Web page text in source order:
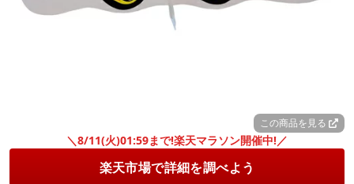
この商品を見る
＼8/11(火)01:59まで!楽天マラソン開催中!／
楽天市場で詳細を調べよう